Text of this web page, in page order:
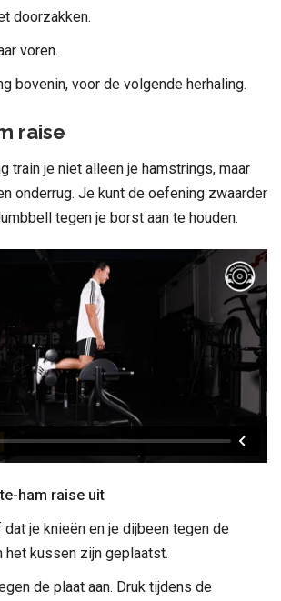
doorzakken.
voren.
bovenin, voor de volgende herhaling.
raise
train je niet alleen je hamstrings, maar
onderrug. Je kunt de oefening zwaarder
tegen je borst aan te houden.
ham raise uit
je knieën en je dijbeen tegen de
het kussen zijn geplaatst.
de plaat aan. Druk tijdens de